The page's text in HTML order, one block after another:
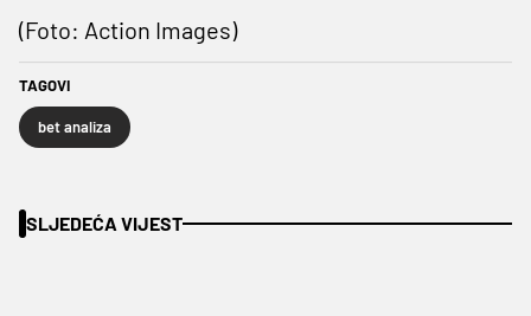
(Foto: Action Images)
TAGOVI
bet analiza
SLJEDEĆA VIJEST